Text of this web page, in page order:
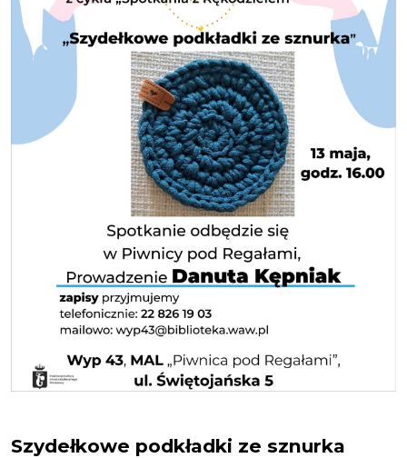
Szydełkowe podkładki ze sznurka